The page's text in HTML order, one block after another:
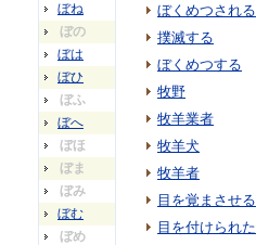
ぼね
ぼの
ぼは
ぼひ
ぼふ
ぼへ
ぼほ
ぼま
ぼみ
ぼむ
ぼめ
ぼくめつされる
撲滅する
ぼくめつする
牧野
牧羊業者
牧羊犬
牧羊者
目を覚まさせる
目を付けられた